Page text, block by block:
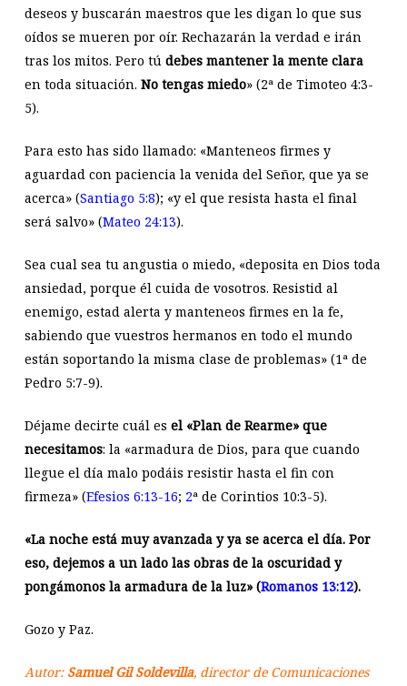
deseos y buscarán maestros que les digan lo que sus
oídos se mueren por oír. Rechazarán la verdad e irán
tras los mitos. Pero tú debes mantener la mente clara
en toda situación. No tengas miedo» (2ª de Timoteo 4:3-
5).
Para esto has sido llamado: «Manteneos firmes y
aguardad con paciencia la venida del Señor, que ya se
acerca» (Santiago 5:8); «y el que resista hasta el final
será salvo» (Mateo 24:13).
Sea cual sea tu angustia o miedo, «deposita en Dios toda
ansiedad, porque él cuida de vosotros. Resistid al
enemigo, estad alerta y manteneos firmes en la fe,
sabiendo que vuestros hermanos en todo el mundo
están soportando la misma clase de problemas» (1ª de
Pedro 5:7-9).
Déjame decirte cuál es el «Plan de Rearme» que
necesitamos: la «armadura de Dios, para que cuando
llegue el día malo podáis resistir hasta el fin con
firmeza» (Efesios 6:13-16; 2ª de Corintios 10:3-5).
«La noche está muy avanzada y ya se acerca el día. Por
eso, dejemos a un lado las obras de la oscuridad y
pongámonos la armadura de la luz» (Romanos 13:12).
Gozo y Paz.
Autor: Samuel Gil Soldevilla, director de Comunicaciones